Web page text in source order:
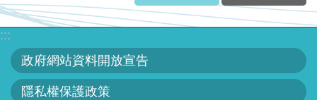
:::
政府網站資料開放宣告
隱私權保護政策